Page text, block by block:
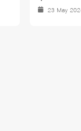
23 May